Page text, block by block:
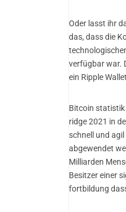
Oder lasst ihr
das, dass die
verfügbar war.
ein Ripple
Bitcoin statistik
ridge 2021 in
schnell und
abgewendet
Milliarden
Besitzer einer
fortbildung